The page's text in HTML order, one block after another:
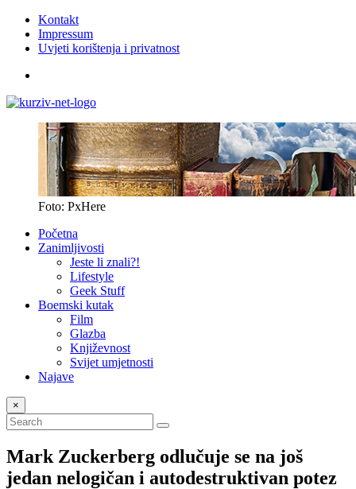
Kontakt
Impressum
Uvjeti korištenja i privatnost
Foto: PxHere
Početna
Zanimljivosti
Jeste li znali?!
Lifestyle
Geek Stuff
Boemski kutak
Film
Glazba
Književnost
Svijet umjetnosti
Najave
×
Mark Zuckerberg odlučuje se na još
jedan nelogičan i autodestruktivan potez